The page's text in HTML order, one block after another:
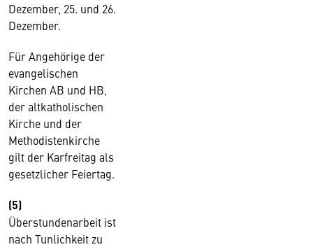
Dezember, 25. und 26.
Dezember.
Für Angehörige der
evangelischen
Kirchen AB und HB,
der altkatholischen
Kirche und der
Methodistenkirche
gilt der Karfreitag als
gesetzlicher Feiertag.
(5)
Überstundenarbeit ist
nach Tunlichkeit zu